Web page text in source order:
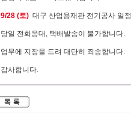
9/28 (토) 대구 산업용재관 전기공사 일
당일 전화응대, 택배발송이 불가합니다.
업무에 지장을 드려 대단히 죄송합니다.
감사합니다.